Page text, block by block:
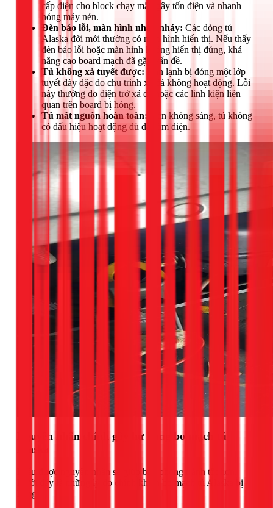
cấp điện cho block chạy mãi, gây tốn điện và nhanh
hỏng máy nén.
Đèn báo lỗi, màn hình nhấp nháy: Các dòng tủ
Alaska đời mới thường có màn hình hiển thị. Nếu thấy
đèn báo lỗi hoặc màn hình không hiển thị đúng, khả
năng cao board mạch đã gặp vấn đề.
Tủ không xả tuyết được: Dàn lạnh bị đóng một lớp
tuyết dày đặc do chu trình xả đá không hoạt động. Lỗi
này thường do điện trở xả đá hoặc các linh kiện liên
quan trên board bị hỏng.
Tủ mất nguồn hoàn toàn:
Đèn không sáng, tủ không
có dấu hiệu hoạt động dù đã cắm điện.
Nguyên nhân chính gây hư hỏng bo mạch tủ
Alaska
Hiểu được nguyên nhân sẽ giúp bạn phòng tránh tốt hơn.
Dưới đây là những lý do chính khiến bo mạch tủ Alaska bị
hỏng: